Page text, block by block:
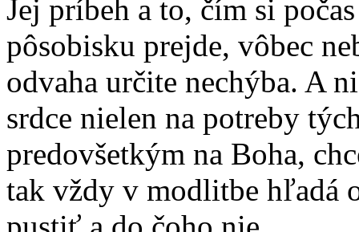
Jej príbeh a to, čím si
pôsobisku prejde, vôbec
odvaha určite nechýba. A
srdce nielen na potreby
predovšetkým na Boha,
tak vždy v modlitbe hľadá